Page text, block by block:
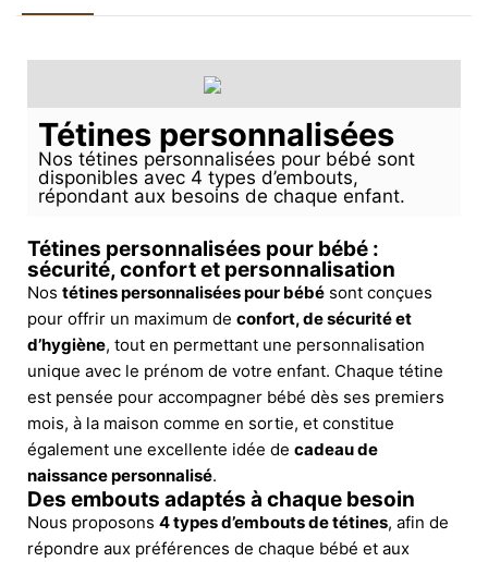
Tétines personnalisées
Nos tétines personnalisées pour bébé sont
disponibles avec 4 types d’embouts,
répondant aux besoins de chaque enfant.
Tétines personnalisées pour bébé :
sécurité, confort et personnalisation
Nos tétines personnalisées pour bébé sont conçues
pour offrir un maximum de confort, de sécurité et
d’hygiène, tout en permettant une personnalisation
unique avec le prénom de votre enfant. Chaque tétine
est pensée pour accompagner bébé dès ses premiers
mois, à la maison comme en sortie, et constitue
également une excellente idée de cadeau de
naissance personnalisé.
Des embouts adaptés à chaque besoin
Nous proposons 4 types d’embouts de tétines, afin de
répondre aux préférences de chaque bébé et aux